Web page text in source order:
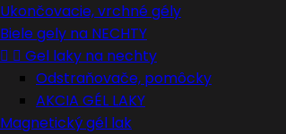
Ukončovacie, vrchné gély
Biele gely na NECHTY
  Gel laky na nechty
Odstraňovače, pomôcky
AKCIA GÉL LAKY
Magnetický gél lak